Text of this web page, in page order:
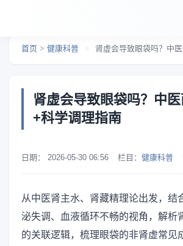
首页 > 健康科普 > 肾虚会导致眼袋吗？中医西
肾虚会导致眼袋吗？中
+科学调理指南
日期： 2026-05-30 06:56 栏目： 健康科普
从中医肾主水、肾藏精理论出发，结
泌失调、血液循环不畅的视角，解析
的关联逻辑，梳理眼袋的非肾虚常见